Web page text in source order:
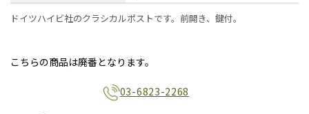
ドイツハイビ社のクラシカルポストです。前開き、鍵付。
こちらの商品は廃番となります。
03-6823-2268